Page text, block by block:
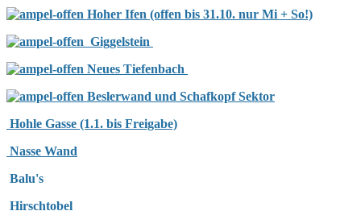
Hoher Ifen (offen bis 31.10. nur Mi + So!)
Giggelstein
Neues Tiefenbach
Beslerwand und Schafkopf Sektor
Hohle Gasse (1.1. bis Freigabe)
Nasse Wand
Balu's
Hirschtobel